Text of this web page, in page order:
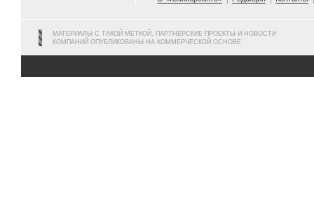
МАТЕРИАЛЫ С ТАКОЙ МЕТКОЙ, ПАРТНЕРСКИЕ ПРОЕКТЫ И НОВОСТИ
КОМПАНИЙ ОПУБЛИКОВАНЫ НА КОММЕРЧЕСКОЙ ОСНОВЕ